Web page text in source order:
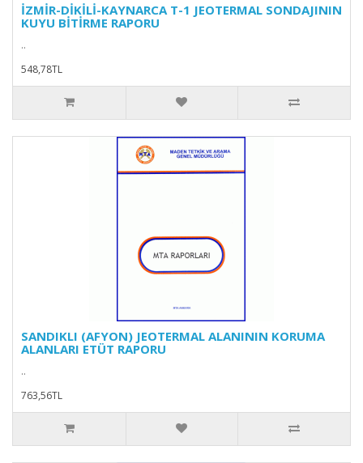
İZMİR-DİKİLİ-KAYNARCA T-1 JEOTERMAL SONDAJININ
KUYU BİTİRME RAPORU
..
548,78TL
SANDIKLI (AFYON) JEOTERMAL ALANININ KORUMA
ALANLARI ETÜT RAPORU
..
763,56TL